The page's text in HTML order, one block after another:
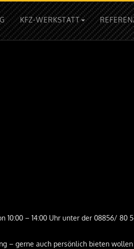
KFZ-WERKSTATT
10:00 – 14:00 Uhr unter der 08856/ 80
– gerne auch persönlich bieten wollen